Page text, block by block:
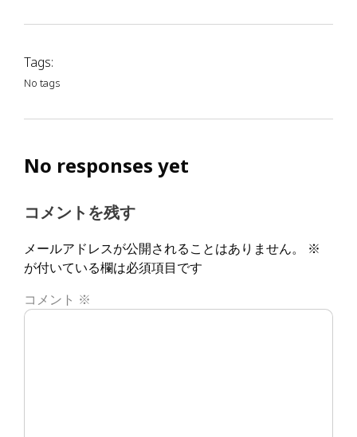
Tags:
No tags
No responses yet
コメントを残す
メールアドレスが公開されることはありません。
※
が付いている欄は必須項目です
コメント ※